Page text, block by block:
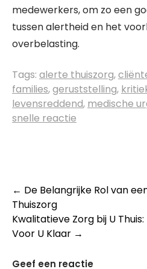
medewerkers, om zo een
tussen alertheid en het
overbelasting.
Tags: alerte thuiszorg,
families,geruststelling,
levensreddend, medische
snelle reactie
Post
navigation
← De Belangrijke Rol van
Thuiszorg
Kwalitatieve Zorg bij U
Voor U Klaar →
Geef een reactie